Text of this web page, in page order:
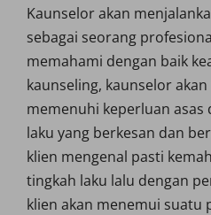
Kaunselor akan
sebagai seorang
memahami dengan baik
kaunseling, kaunselor
memenuhi keperluan
laku yang berkesan dan
klien mengenal pasti
tingkah laku lalu dengan
klien akan menemui suatu